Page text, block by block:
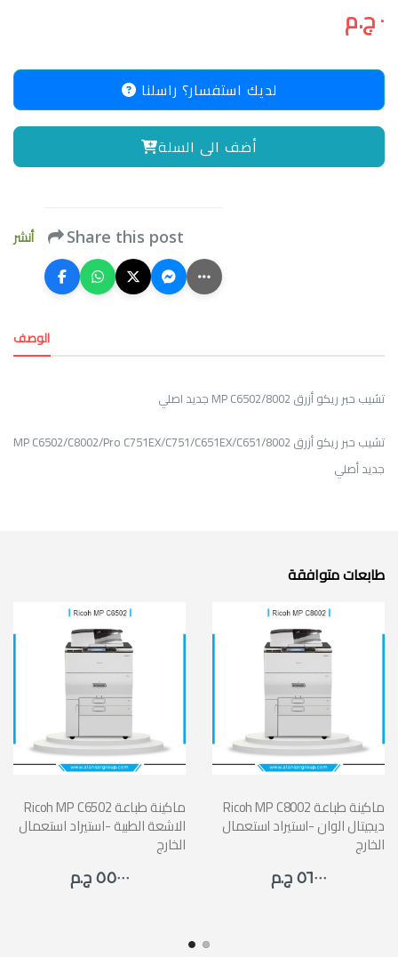
٠ ج.م
لديك استفسار؟ راسلنا
أضف الى السلة
أنشر Share this post
الوصف
تشيب حبر ريكو أزرق MP C6502/8002 جديد اصلي
تشيب حبر ريكو أزرق MP C6502/C8002/Pro C751EX/C751/C651EX/C651/8002
جديد أصلي
طابعات متوافقة
Ricoh MP C6502 ماكينة طباعة
الاشعة الطبية -استيراد استعمال
الخارج
٥٥٠٠٠ ج.م
Ricoh MP C8002 ماكينة طباعة
ديجيتال الوان -استيراد استعمال
الخارج
٥٦٠٠٠ ج.م